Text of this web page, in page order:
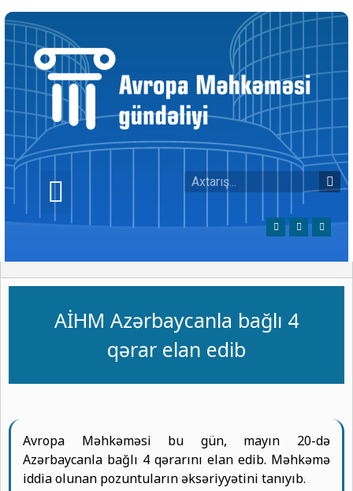
AİHM Azərbaycanla bağlı 4
qərar elan edib
Avropa Məhkəməsi bu gün, mayın 20-də
Azərbaycanla bağlı 4 qərarını elan edib. Məhkəmə
iddia olunan pozuntuların əksəriyyətini tanıyıb.